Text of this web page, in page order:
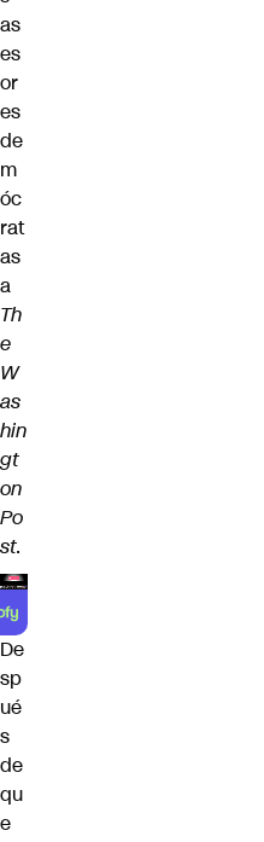
as
es
or
es
de
m
óc
rat
as
a
Th
e
W
as
hin
gt
on
Po
st.
De
sp
ué
s
de
qu
e